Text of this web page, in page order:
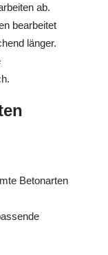
ab.
bearbeitet
länger.
Betonarten